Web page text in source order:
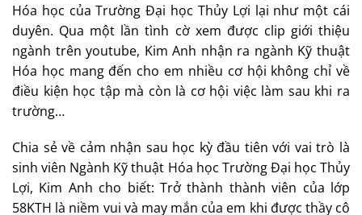
Hóa học của Trường Đại học Thủy Lợi lại như một cái
duyên. Qua một lần tình cờ xem được clip giới thiệu
ngành trên youtube, Kim Anh nhận ra ngành Kỹ thuật
Hóa học mang đến cho em nhiều cơ hội không chỉ về
điều kiện học tập mà còn là cơ hội việc làm sau khi ra
trường…
Chia sẻ về cảm nhận sau học kỳ đầu tiên với vai trò là
sinh viên Ngành Kỹ thuật Hóa học Trường Đại học Thủy
Lợi, Kim Anh cho biết: Trở thành thành viên của lớp
58KTH là niềm vui và may mắn của em khi được thầy cô